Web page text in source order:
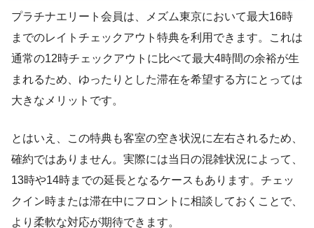
プラチナエリート会員は、メズム東京において最大16時
までのレイトチェックアウト特典を利用できます。これは
通常の12時チェックアウトに比べて最大4時間の余裕が生
まれるため、ゆったりとした滞在を希望する方にとっては
大きなメリットです。
とはいえ、この特典も客室の空き状況に左右されるため、
確約ではありません。実際には当日の混雑状況によって、
13時や14時までの延長となるケースもあります。チェッ
クイン時または滞在中にフロントに相談しておくことで、
より柔軟な対応が期待できます。